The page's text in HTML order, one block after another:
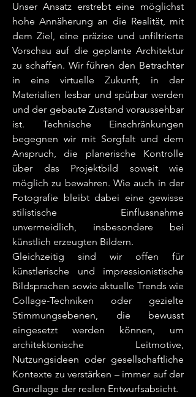
Unser Ansatz erstrebt eine möglichst
hohe Annäherung an die Realität, mit
dem Ziel, eine präzise und unfiltrierte
Vorschau auf die geplante Architektur
zu schaffen. Wir führen den Betrachter
in eine virtuelle Zukunft, in der
Materialien lesbar und spürbar werden
und der gebaute Zustand voraussehbar
ist. Technische Einschränkungen
begegnen wir mit Sorgfalt und dem
Anspruch, die planerische Kontrolle
über das Projektbild soweit wie
möglich zu bewahren. Wie auch in der
Fotografie bleibt dabei eine gewisse
stilistische Einflussnahme
unvermeidlich, insbesondere bei
künstlich erzeugten Bildern.
Gleichzeitig sind wir offen für
künstlerische und impressionistische
Bildsprachen sowie aktuelle Trends wie
Collage-Techniken oder gezielte
Stimmungsebenen, die bewusst
eingesetzt werden können, um
architektonische Leitmotive,
Nutzungsideen oder gesellschaftliche
Kontexte zu verstärken – immer auf der
Grundlage der realen Entwurfsabsicht.